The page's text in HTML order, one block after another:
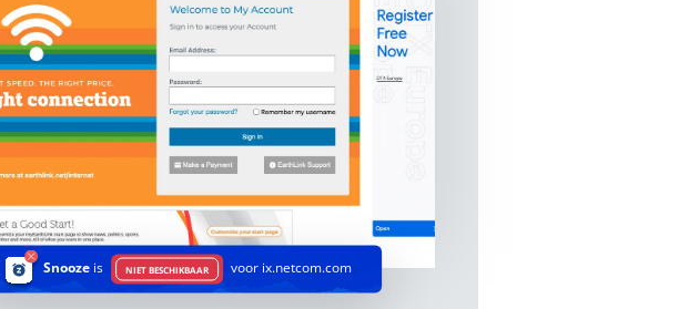
Snooze is NIET BESCHIKBAAR voor ix.netcom.com